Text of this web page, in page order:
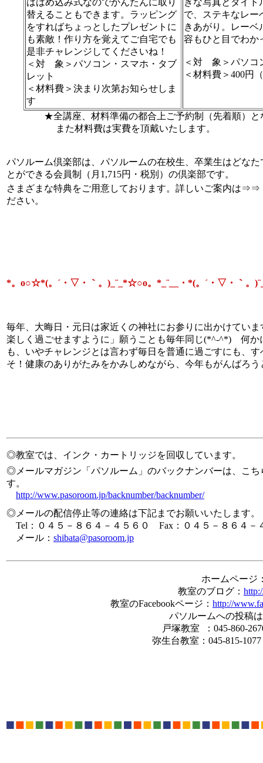
ははめ込み式なのでかんたんに取り
替えることもできます。ラッピング
をすればちょっとしたプレゼントに
も素敵！作り方を覚えてご自宅でも
是非チャレンジしてくださいね！
＜対 象＞ パソコン・ スマホ・タブ
レット
＜材料費＞ 決まり次第お知らせしま
す
きな写真とタイト
で、ステキなレー
きあがり。レーベ
容もひと目でわか
＜対 象＞パソコ
＜材料費＞ 400円
★全講座、材料準備の都合上ご予約制（先着順）と
また材料費は実費を頂戴いたします。
パソルーム倶楽部は、パソルームの在校生、卒業生はどな
とができる会員制（月1,715円・税別）の倶楽部です。
さまざまな特典をご用意しております。詳しいご案内は
ださい。
*。o○☆*(。´・▽・｀。)_¨_*☆○o。*_¨__・*(。´・▽・｀。
毎年、大晦日・元日は家近くの神社にお参りに出かけてい
楽しく過ごせますように」願うことも毎年同じ(*^-^*) 何か
も、いやチャレンジとは言わず毎日を普通に過ごすにも、
そ！健康のありがたみをかみしめながら、今年もがんばろ
◎教室では、インク・カートリッジを回収しています。
◎メールマガジン「パソルーム」のバックナンバーは、こち
す。
http://www.pasoroom.jp/backnumber/backnumber/
◎メールの配信停止等の連絡は下記までお願いいたします。
Tel：０４５－８６４－４５６０ Fax：０４５－８６４－
メール： shibata@pasoroom.jp
ホームページ
教室のブログ：
教室のFacebookページ： http://
パソルームへの投稿
戸塚教室 ：045-860-
弥生台教室：045-815-